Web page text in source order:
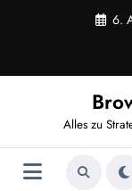
6.
Alles zu